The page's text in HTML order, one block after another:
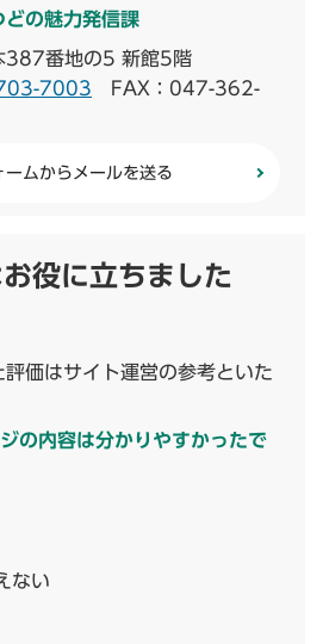
の魅力発信課
387番地の5 新館5階
7003 FAX：047-362-
ームからメールを送る
役に立ちました
価はサイト運営の参考といた
の内容は分かりやすかったで
ない